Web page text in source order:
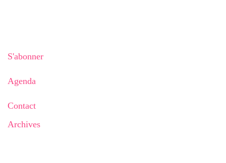
S'abonner
Agenda
Contact
Archives